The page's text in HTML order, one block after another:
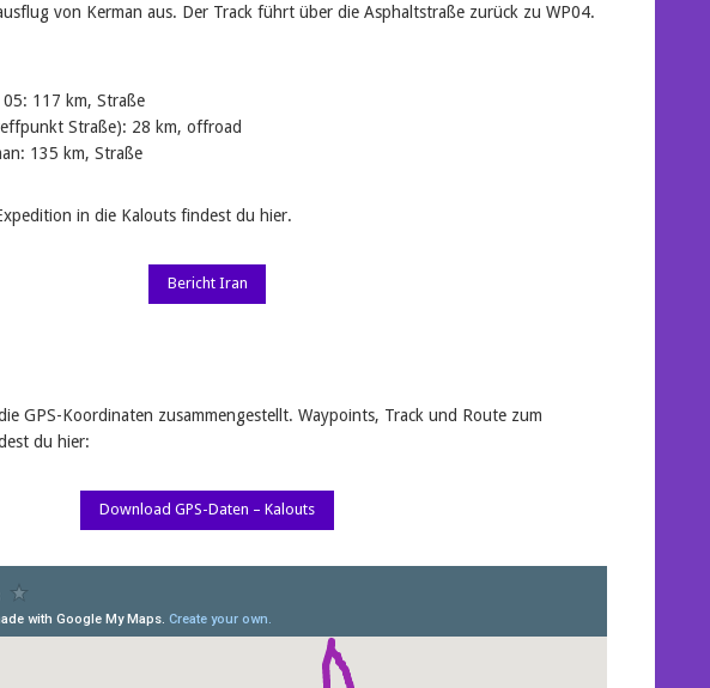
von Kerman aus. Der Track führt über die Asphaltstraße zurück zu WP04.
05: 117 km, Straße
Straße): 28 km, offroad
135 km, Straße
in die Kalouts findest du hier.
Bericht Iran
GPS-Koordinaten zusammengestellt. Waypoints, Track und Route zum
du hier:
Download GPS-Daten – Kalouts